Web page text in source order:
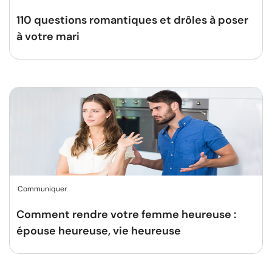
110 questions romantiques et drôles à poser
à votre mari
Communiquer
Comment rendre votre femme heureuse :
épouse heureuse, vie heureuse